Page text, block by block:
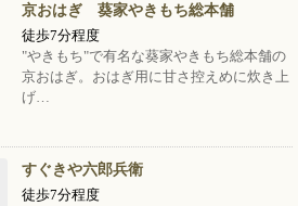
京おはぎ 葵家やきもち総本舗
徒歩7分程度
"やきもち"で有名な葵家やきもち総本舗の
京おはぎ。おはぎ用に甘さ控えめに炊き上
げ…
すぐきや六郎兵衛
徒歩7分程度